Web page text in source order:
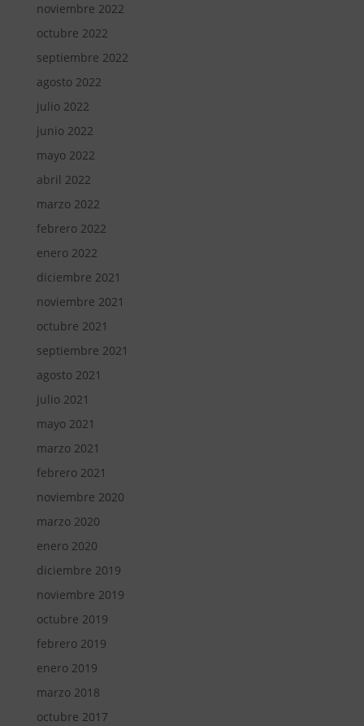
noviembre 2022
octubre 2022
septiembre 2022
agosto 2022
julio 2022
junio 2022
mayo 2022
abril 2022
marzo 2022
febrero 2022
enero 2022
diciembre 2021
noviembre 2021
octubre 2021
septiembre 2021
agosto 2021
julio 2021
mayo 2021
marzo 2021
febrero 2021
noviembre 2020
marzo 2020
enero 2020
diciembre 2019
noviembre 2019
octubre 2019
febrero 2019
enero 2019
marzo 2018
octubre 2017